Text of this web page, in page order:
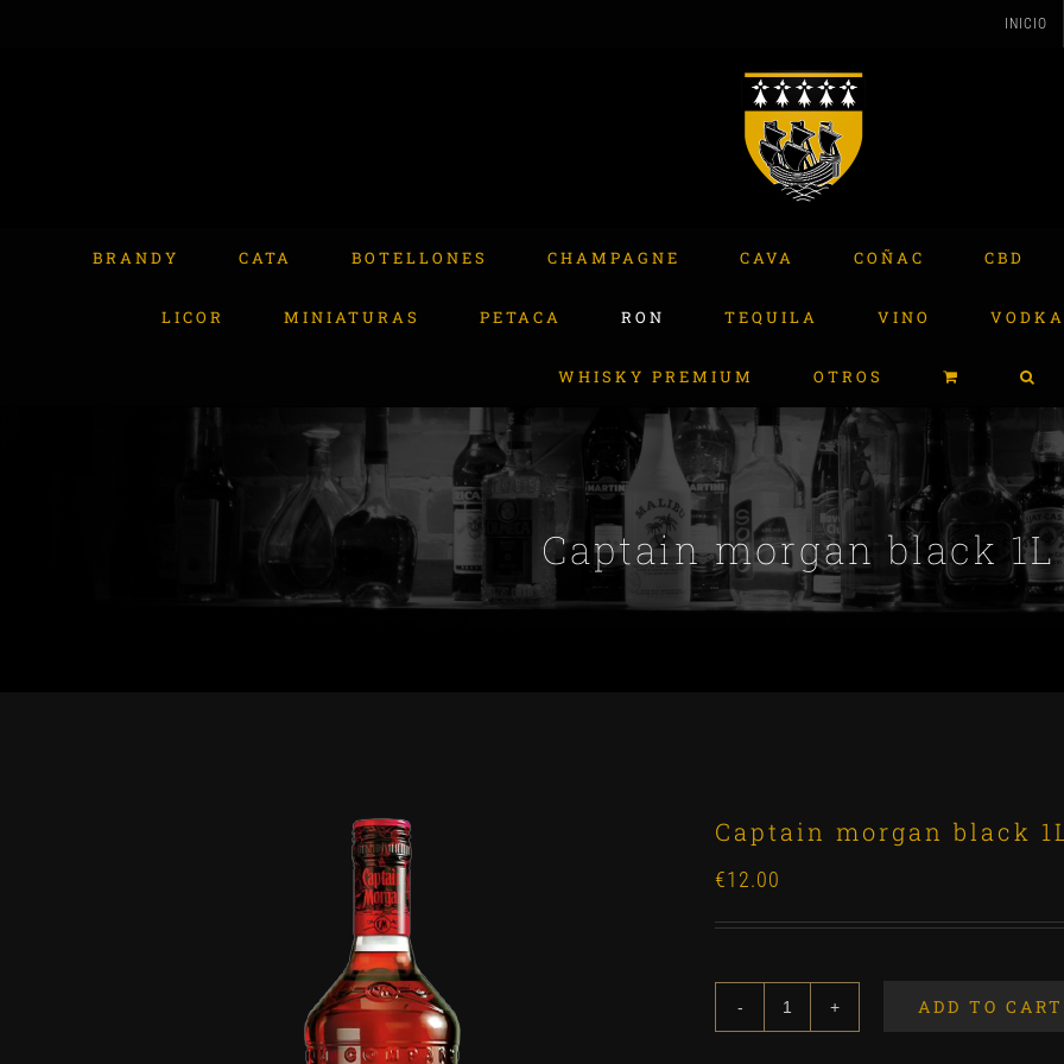
INICIO
BRANDY CATA BOTELLONES CHAMPAGNE CAVA COÑAC CBD
LICOR MINIATURAS PETACA RON TEQUILA VINO VODKA
WHISKY PREMIUM OTROS
Captain morgan black 1L
Captain morgan black
€12.00
ADD TO CART